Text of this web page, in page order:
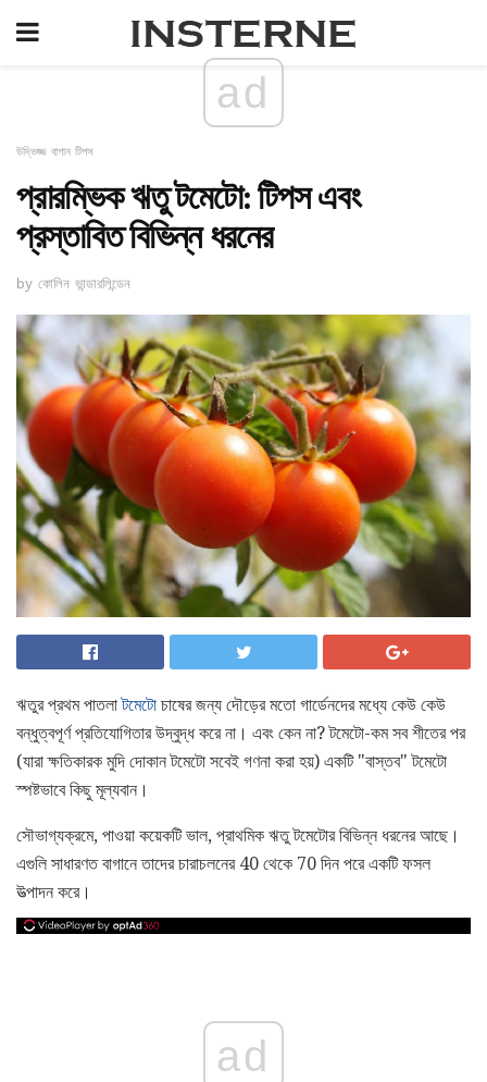
ad
উদ্ভিজ্জ বাগান টিপস
প্রারম্ভিক ঋতু টমেটো: টিপস এবং
প্রস্তাবিত বিভিন্ন ধরনের
by কোলিন ভান্ডারলিন্ডেন
ঋতুর প্রথম পাতলাটমেটো চাষের জন্য দৌড়ের মতো গার্ডেনদের মধ্যে কেউ কেউ
বন্ধুত্বপূর্ণ প্রতিযোগিতার উদ্বুদ্ধ করে না। এবং কেন না? টমেটো-কম সব শীতের পর
(যারা ক্ষতিকারক মুদি দোকান টমেটো সবেই গণনা করা হয়) একটি "বাস্তব" টমেটো
স্পষ্টভাবে কিছু মূল্যবান।
সৌভাগ্যক্রমে, পাওয়া কয়েকটি ভাল, প্রাথমিক ঋতু টমেটোর বিভিন্ন ধরনের আছে।
এগুলি সাধারণত বাগানে তাদের চারাচলনের 40 থেকে 70 দিন পরে একটি ফসল
উত্পাদন করে।
ad